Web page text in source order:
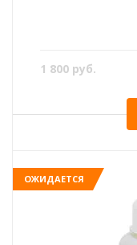
1 800 руб.
ОЖИДАЕТСЯ